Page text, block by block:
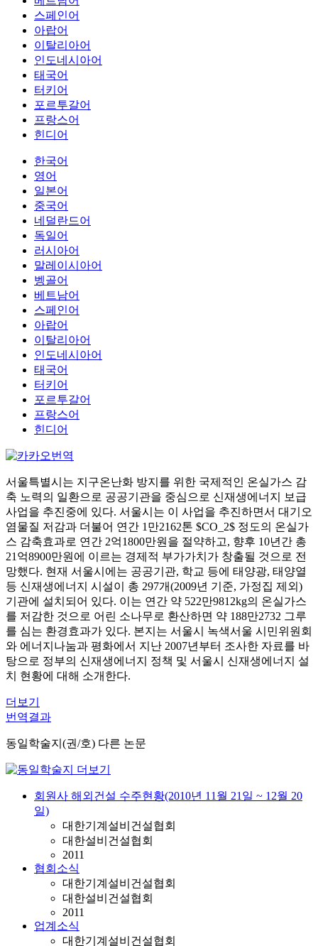
스페인어
아랍어
이탈리아어
인도네시아어
태국어
터키어
포르투갈어
프랑스어
힌디어
한국어
영어
일본어
중국어
네덜란드어
독일어
러시아어
말레이시아어
벵골어
베트남어
스페인어
아랍어
이탈리아어
인도네시아어
태국어
터키어
포르투갈어
프랑스어
힌디어
서울특별시는 지구온난화 방지를 위한 국제적인 온실가스 감
축 노력의 일환으로 공공기관을 중심으로 신재생에너지 보급
사업을 추진중에 있다. 서울시는 이 사업을 추진하면서 대기오
염물질 저감과 더불어 연간 1만2162톤 $CO_2$ 정도의 온실가
스 감축효과로 연간 2억1800만원을 절약하고, 향후 10년간 총
21억8900만원에 이르는 경제적 부가가치가 창출될 것으로 전
망했다. 현재 서울시에는 공공기관, 학교 등에 태양광, 태양열
등 신재생에너지 시설이 총 297개(2009년 기준, 가정집 제외)
기관에 설치되어 있다. 이는 연간 약 522만9812kg의 온실가스
를 저감한 것으로 어린 소나무로 환산하면 약 188만2732 그루
를 심는 환경효과가 있다. 본지는 서울시 녹색서울 시민위원회
와 에너지나눔과 평화에서 지난 2007년부터 조사한 자료를 바
탕으로 정부의 신재생에너지 정책 및 서울시 신재생에너지 설
치 현황에 대해 소개한다.
더보기
번역결과
동일학술지(권/호) 다른 논문
회원사 해외건설 수주현황(2010년 11월 21일 ~ 12월 20
일)
대한기계설비건설협회
대한설비건설협회
2011
협회소식
대한기계설비건설협회
대한설비건설협회
2011
업계소식
대한기계설비건설협회